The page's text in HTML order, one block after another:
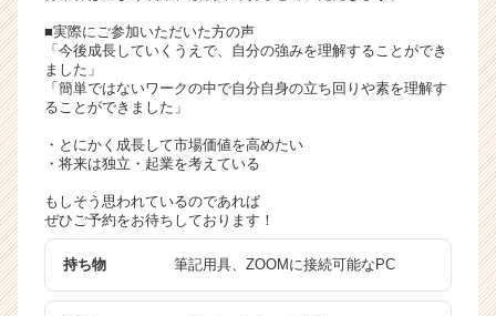
a
r
e
■実際にご参加いただいた方の声
「今後成長していくうえで、自分の強みを理解することができ
ました」
「簡単ではないワークの中で自分自身の立ち回りや素を理解す
ることができました」
・とにかく成長して市場価値を高めたい
・将来は独立・起業を考えている
もしそう思われているのであれば
ぜひご予約をお待ちしております！
持ち物 筆記用具、ZOOMに接続可能なPC